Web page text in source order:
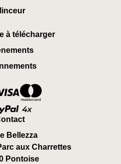
à télécharger
Bellezza
aux Charrettes
Pontoise